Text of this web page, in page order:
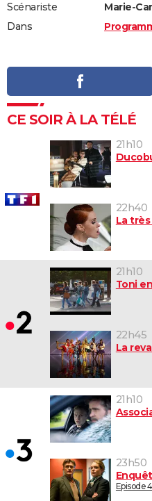
Scénariste
Marie-
Dans
CE SOIR À LA TÉLÉ
21h10
22h40
La
21h10
Toni
22h45
La
21h10
23h50
Episode 4